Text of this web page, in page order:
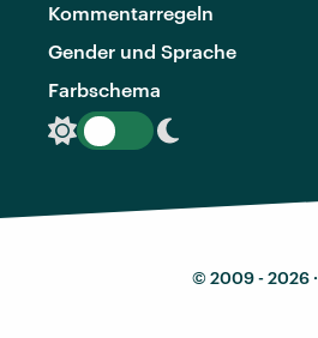
Kommentarregeln
Gender und Sprache
Farbschema
© 2009 - 2026 ·